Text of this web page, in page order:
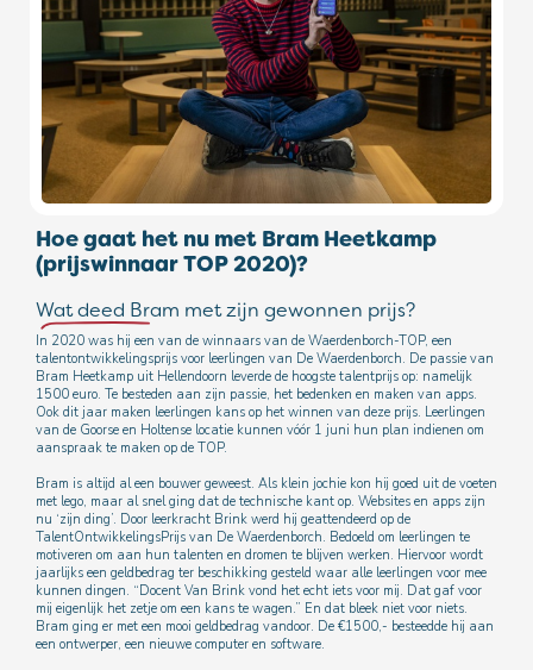
Hoe gaat het nu met Bram Heetkamp
(prijswinnaar TOP 2020)?
Wat deed Bram met zijn gewonnen prijs?
In 2020 was hij een van de winnaars van de Waerdenborch-TOP, een
talentontwikkelingsprijs voor leerlingen van De Waerdenborch. De passie van
Bram Heetkamp uit Hellendoorn leverde de hoogste talentprijs op: namelijk
1500 euro. Te besteden aan zijn passie, het bedenken en maken van apps.
Ook dit jaar maken leerlingen kans op het winnen van deze prijs. Leerlingen
van de Goorse en Holtense locatie kunnen vóór 1 juni hun plan indienen om
aanspraak te maken op de TOP.
Bram is altijd al een bouwer geweest. Als klein jochie kon hij goed uit de voeten
met lego, maar al snel ging dat de technische kant op. Websites en apps zijn
nu ‘zijn ding’. Door leerkracht Brink werd hij geattendeerd op de
TalentOntwikkelingsPrijs van De Waerdenborch. Bedoeld om leerlingen te
motiveren om aan hun talenten en dromen te blijven werken. Hiervoor wordt
jaarlijks een geldbedrag ter beschikking gesteld waar alle leerlingen voor mee
kunnen dingen. “Docent Van Brink vond het echt iets voor mij. Dat gaf voor
mij eigenlijk het zetje om een kans te wagen.” En dat bleek niet voor niets.
Bram ging er met een mooi geldbedrag vandoor. De €1500,- besteedde hij aan
een ontwerper, een nieuwe computer en software.